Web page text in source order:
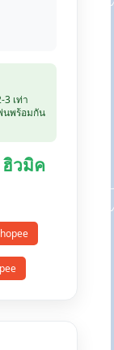
เท่า
นพร้อมกัน
ฮิวมิค